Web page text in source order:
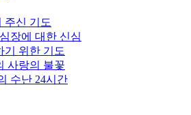
주신 기도
장에 대한 신심
기 위한 기도
사랑의 불꽃
수난 24시간